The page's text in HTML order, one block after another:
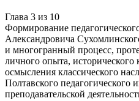
Глава 3 из 10
Формирование
Александровича
и многогранный процесс,
личного опыта, исторического
осмысления классического
Полтавского педагогического
преподавательской